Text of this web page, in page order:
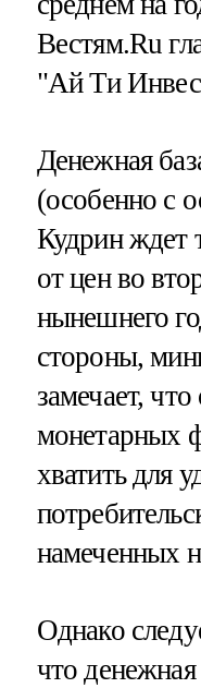
Вестям.Ru
"Ай Ти
Денежная
(особенно с
Кудрин ждет
от цен во
нынешнего
стороны,
замечает,
монетарных
хватить для
намеченных
Однако
что